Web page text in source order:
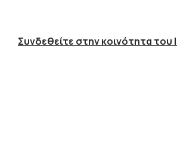
Συνδεθείτε στην κοινότητα